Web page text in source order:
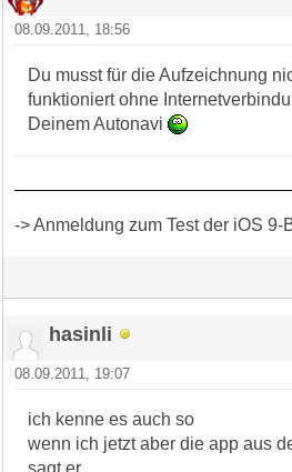
08.09.2011, 18:56
Du musst für die Aufzeichnung
funktioniert ohne
Deinem Autonavi
-> Anmeldung zum Test der iOS 9-
hasinli
08.09.2011, 19:07
ich kenne es auch so
wenn ich jetzt aber die app aus
sagt er